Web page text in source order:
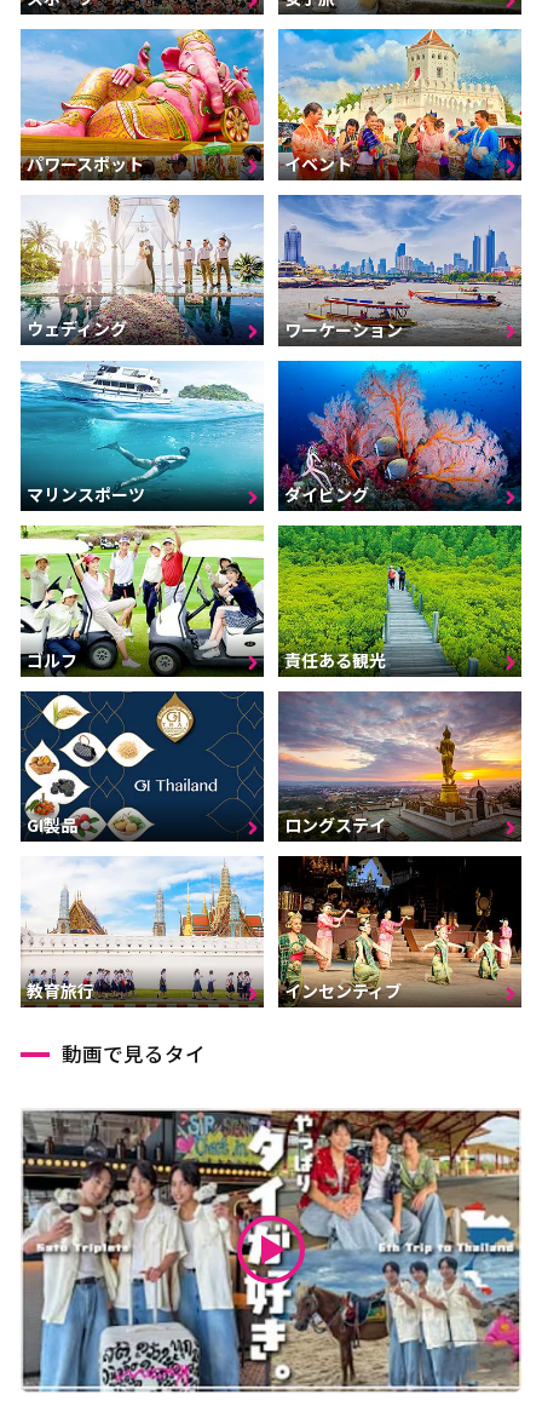
パワースポット イベント
ウェディング ワーケーション
マリンスポーツ ダイビング
ゴルフ 責任ある観光
GI製品 ロングステイ
教育旅行 インセンティブ
動画で見るタイ